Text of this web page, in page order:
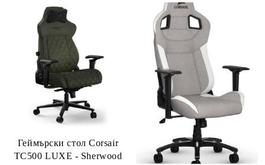
Геймърски стол Corsair
TC500 LUXE - Sherwood